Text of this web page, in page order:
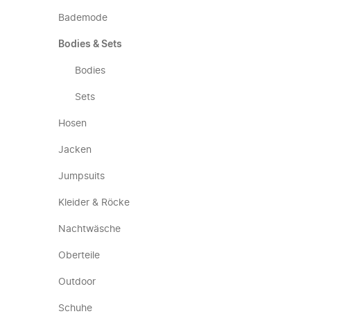
Bademode
Bodies & Sets
Bodies
Sets
Hosen
Jacken
Jumpsuits
Kleider & Röcke
Nachtwäsche
Oberteile
Outdoor
Schuhe